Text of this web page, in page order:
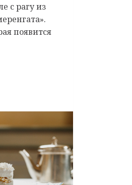
с рагу из
появится